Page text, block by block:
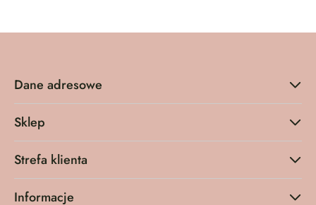
Dane adresowe
Sklep
Strefa klienta
Informacje